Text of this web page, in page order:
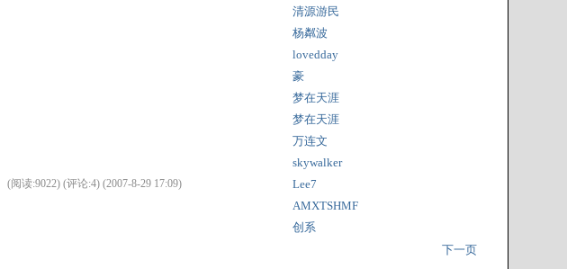
清源游民
杨粼波
lovedday
豪
梦在天涯
梦在天涯
万连文
skywalker
(阅读:9022) (评论:4) (2007-8-29 17:09)
Lee7
AMXTSHMF
创系
下一页